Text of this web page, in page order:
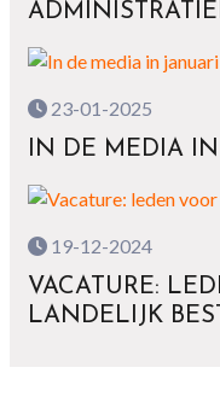
23-01-2025
IN DE MEDIA
19-12-2024
VACATURE:
LANDELIJK